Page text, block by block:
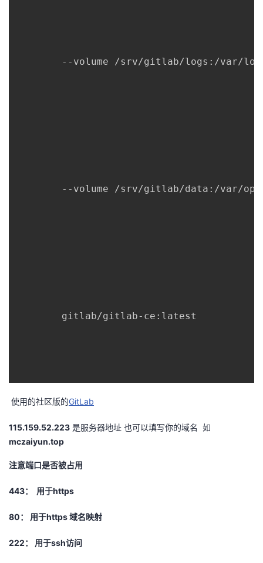
--volume /srv/gitlab/logs:/var/
--volume /srv/gitlab/data:/var/
        gitlab/gitlab-ce:latest
使用的社区版的GitLab
115.159.52.223 是服务器地址 也可以填写你的域名 如
mczaiyun.top
注意端口是否被占用
443： 用于https
80： 用于https 域名映射
222： 用于ssh访问